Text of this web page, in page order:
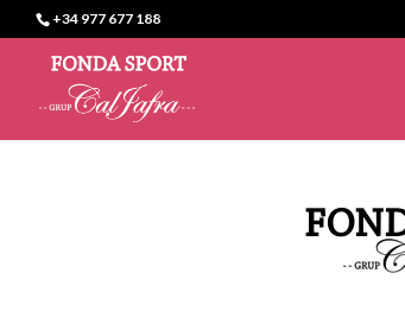
+34 977 677 188